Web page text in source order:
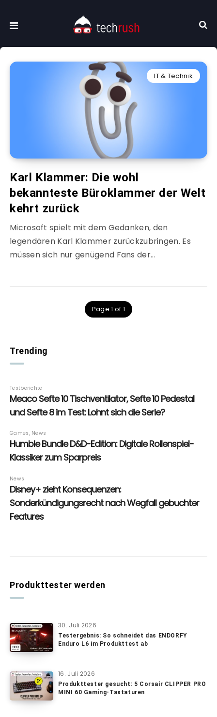
IT & Technik
Karl Klammer: Die wohl
bekannteste Büroklammer der Welt
kehrt zurück
Microsoft spielt mit dem Gedanken, den
legendären Karl Klammer zurückzubringen. Es
müssen sich nur genügend Fans der…
Page 1 of 1
Trending
Produkttester werden
30. Juli 2026
Testergebnis: So schneidet das ENDORFY
Enduro L6 im Produkttest ab
16. Juli 2026
Produkttester gesucht: 5 Corsair CLIPPER PRO
MINI 60 Gaming-Tastaturen